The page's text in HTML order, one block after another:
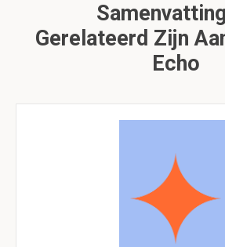
Gerelateerd Zijn
Echo